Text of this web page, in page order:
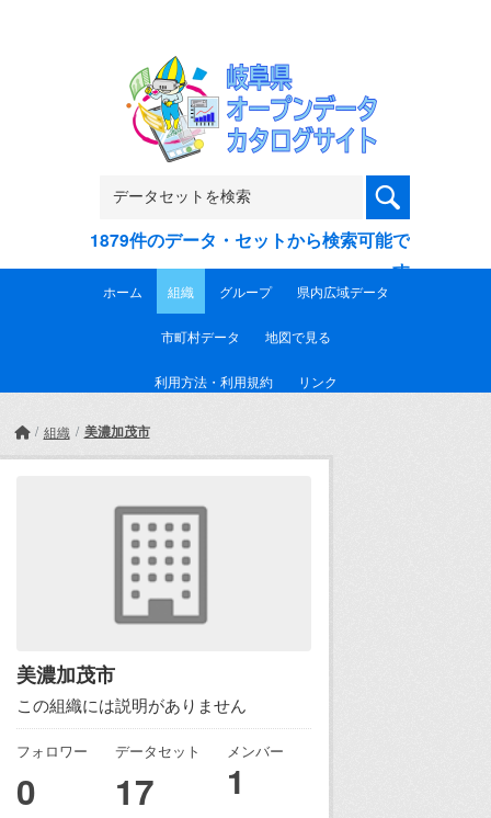
1879件のデータ・セットから検索可能で
す
ホーム 組織 グループ 県内広域データ
市町村データ 地図で見る
利用方法・利用規約 リンク
組織 美濃加茂市
美濃加茂市
この組織には説明がありません
フォロワー
0
データセット
17
メンバー
1